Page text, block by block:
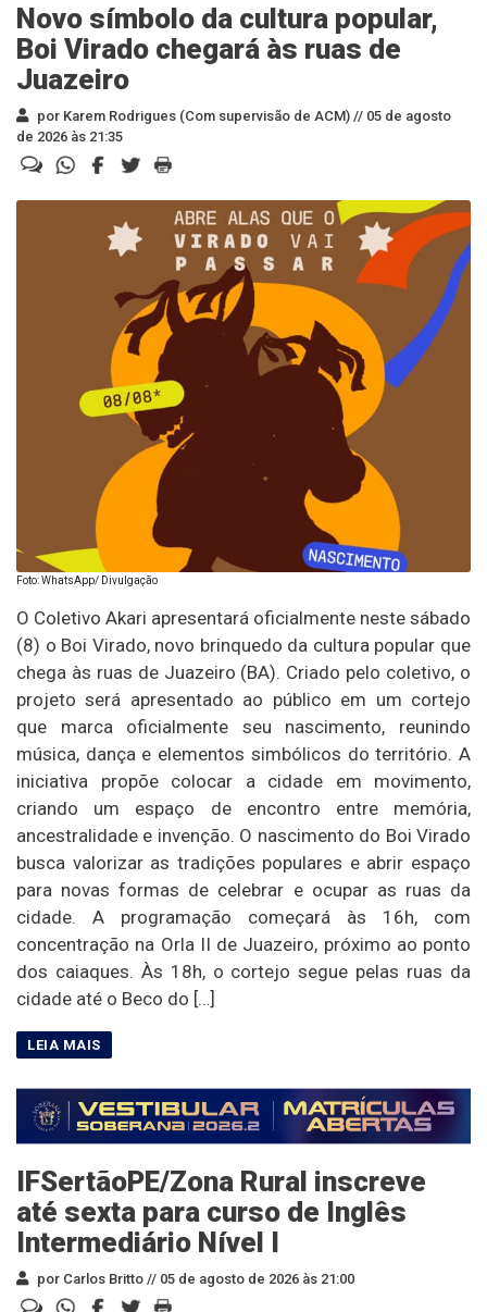
Novo símbolo da cultura popular,
Boi Virado chegará às ruas de
Juazeiro
por Karem Rodrigues (Com supervisão de ACM) // 05 de agosto
de 2026 às 21:35
Foto: WhatsApp/ Divulgação
O Coletivo Akari apresentará oficialmente neste sábado
(8) o Boi Virado, novo brinquedo da cultura popular que
chega às ruas de Juazeiro (BA). Criado pelo coletivo, o
projeto será apresentado ao público em um cortejo
que marca oficialmente seu nascimento, reunindo
música, dança e elementos simbólicos do território. A
iniciativa propõe colocar a cidade em movimento,
criando um espaço de encontro entre memória,
ancestralidade e invenção. O nascimento do Boi Virado
busca valorizar as tradições populares e abrir espaço
para novas formas de celebrar e ocupar as ruas da
cidade. A programação começará às 16h, com
concentração na Orla II de Juazeiro, próximo ao ponto
dos caiaques. Às 18h, o cortejo segue pelas ruas da
cidade até o Beco do […]
IFSertãoPE/Zona Rural inscreve
até sexta para curso de Inglês
Intermediário Nível I
por Carlos Britto // 05 de agosto de 2026 às 21:00